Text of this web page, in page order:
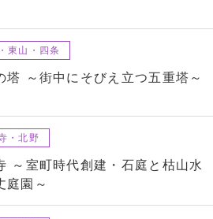
東山・四条
塔 ～街中にそびえ立つ五重塔～
・北野
～室町時代創建・石庭と枯山水
庭園～